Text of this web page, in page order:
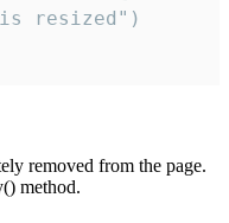
resized")
removed from the page.
method.